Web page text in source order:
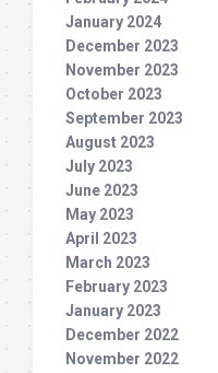
January 2024
December 2023
November 2023
October 2023
September 2023
August 2023
July 2023
June 2023
May 2023
April 2023
March 2023
February 2023
January 2023
December 2022
November 2022